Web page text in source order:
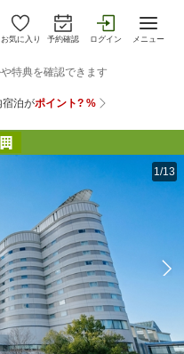
お気に入り 予約確認 ログイン メニュー
1/13